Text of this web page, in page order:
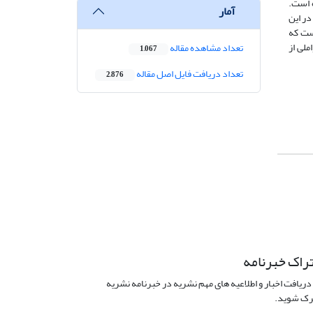
این
که
از
آمار
تعداد مشاهده مقاله 1,067
تعداد دریافت فایل اصل مقاله 2,876
خبرنامه
اخبار و اطلاعیه های مهم نشریه در خبرنامه نشریه
شوید.